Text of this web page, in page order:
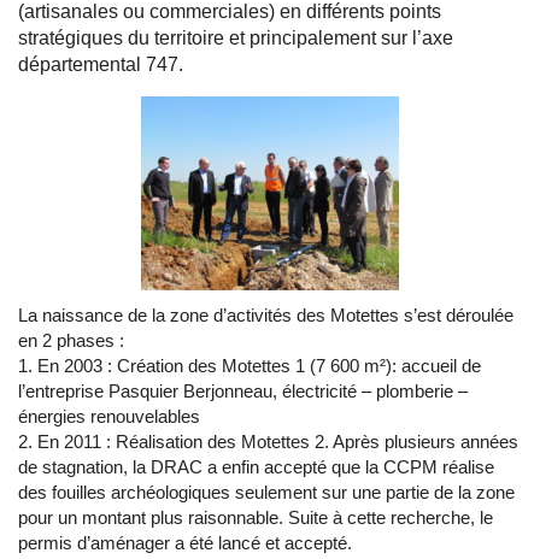
(artisanales ou commerciales) en différents points
stratégiques du territoire et principalement sur l’axe
départemental 747.
La naissance de la zone d’activités des Motettes s’est déroulée
en 2 phases :
1. En 2003 : Création des Motettes 1 (7 600 m²): accueil de
l’entreprise Pasquier Berjonneau, électricité – plomberie –
énergies renouvelables
2. En 2011 : Réalisation des Motettes 2. Après plusieurs années
de stagnation, la DRAC a enfin accepté que la CCPM réalise
des fouilles archéologiques seulement sur une partie de la zone
pour un montant plus raisonnable. Suite à cette recherche, le
permis d’aménager a été lancé et accepté.